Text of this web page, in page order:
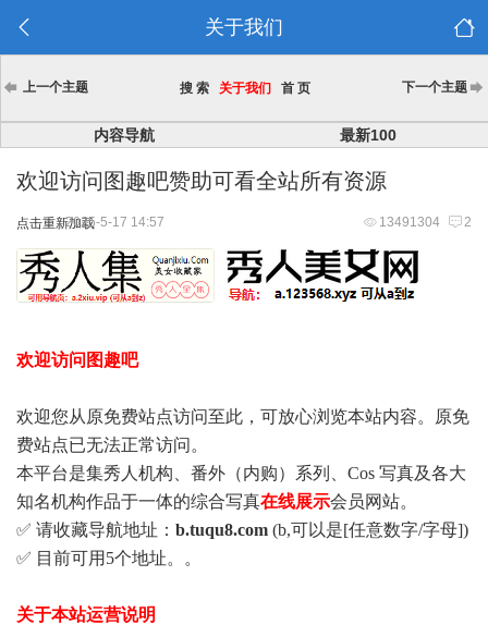
关于我们
上一个主题 搜 索 关于我们 首 页 下一个主题
内容导航 最新100
欢迎访问图趣吧赞助可看全站所有资源
点击重新加载 13491304 2
2025-5-17 14:57
欢迎访问图趣吧
欢迎您从原免费站点访问至此，可放心浏览本站内容。原免
费站点已无法正常访问。
本平台是集秀人机构、番外（内购）系列、Cos 写真及各大
知名机构作品于一体的综合写真在线展示会员网站。
✅ 请收藏导航地址： b.tuqu8.com (b,可以是[任意数字/字母])
✅ 目前可用5个地址。。
关于本站运营说明